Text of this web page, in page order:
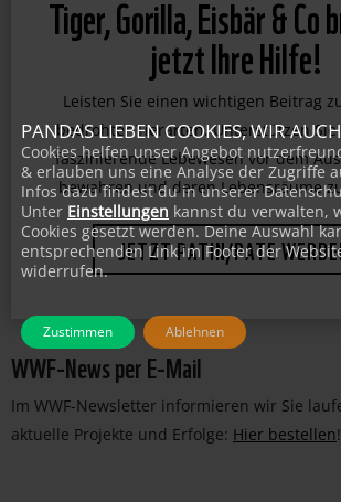
Tiger, Gorilla, Eisbär & Co
jetzt Ihre Hilfe!
Leisten Sie einen wichtigen Beitrag
bedrohter Tierarten. Unterstützen
faszinierende Lebewesen vor dem
bewahren und deren Lebensräume
JETZT PATIN/PATE
WWF-News per E-Mail
Im WWF-Newsletter informieren wir Sie
aktuelle Projekte und Erfolge: Hier bestellen!
PANDAS LIEBEN COOKIES, WIR
Cookies helfen unser Angebot
& erlauben uns eine Analyse der Zugriffe
Infos dazu findest du in unserer
Unter Einstellungen kannst du verwalten,
Cookies gesetzt werden. Deine Auswahl
entsprechenden Link im Footer der
widerrufen.
Zustimmen Ablehnen